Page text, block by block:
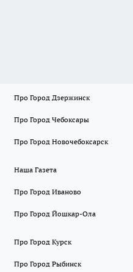
Про Город Дзержинск
Про Город Чебоксары
Про Город Новочебоксарск
Наша Газета
Про Город Иваново
Про Город Йошкар-Ола
Про Город Курск
Про Город Рыбинск